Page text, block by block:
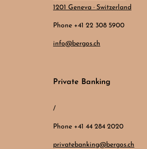
1201 Geneva · Switzerland
Phone +41 22 308 5900
info@bergos.ch
Private Banking
/
Phone +41 44 284 2020
privatebanking@bergos.ch